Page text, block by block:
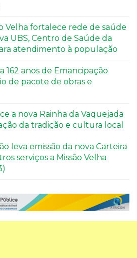
Velha fortalece rede de saúde
UBS, Centro de Saúde da
atendimento à população
162 anos de Emancipação
de pacote de obras e
a nova Rainha da Vaquejada
da tradição e cultura local
leva emissão da nova Carteira
serviços a Missão Velha